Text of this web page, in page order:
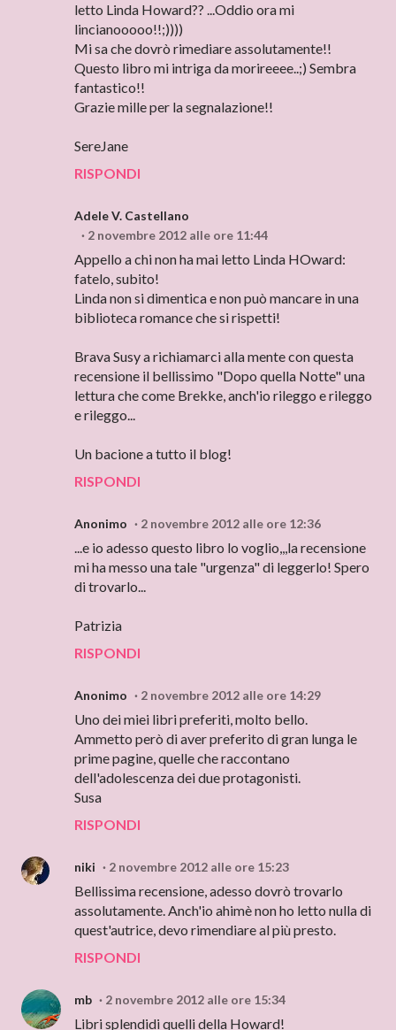
letto Linda Howard?? ...Oddio ora mi
lincianooooo!!;))))
Mi sa che dovrò rimediare assolutamente!!
Questo libro mi intriga da morireeee..;) Sembra
fantastico!!
Grazie mille per la segnalazione!!
SereJane
RISPONDI
Adele V. Castellano
2 novembre 2012 alle ore 11:44
Appello a chi non ha mai letto Linda HOward:
fatelo, subito!
Linda non si dimentica e non può mancare in una
biblioteca romance che si rispetti!
Brava Susy a richiamarci alla mente con questa
recensione il bellissimo "Dopo quella Notte" una
lettura che come Brekke, anch'io rileggo e rileggo
e rileggo...
Un bacione a tutto il blog!
RISPONDI
Anonimo 2 novembre 2012 alle ore 12:36
...e io adesso questo libro lo voglio,,,la recensione
mi ha messo una tale "urgenza" di leggerlo! Spero
di trovarlo...
Patrizia
RISPONDI
Anonimo 2 novembre 2012 alle ore 14:29
Uno dei miei libri preferiti, molto bello.
Ammetto però di aver preferito di gran lunga le
prime pagine, quelle che raccontano
dell'adolescenza dei due protagonisti.
Susa
RISPONDI
niki 2 novembre 2012 alle ore 15:23
Bellissima recensione, adesso dovrò trovarlo
assolutamente. Anch'io ahimè non ho letto nulla di
quest'autrice, devo rimendiare al più presto.
RISPONDI
mb 2 novembre 2012 alle ore 15:34
Libri splendidi quelli della Howard!